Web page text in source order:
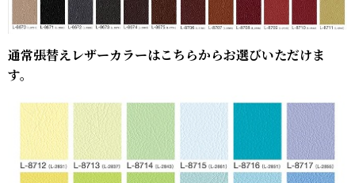
通常張替えレザーカラーはこちらからお選びいただけま
す。